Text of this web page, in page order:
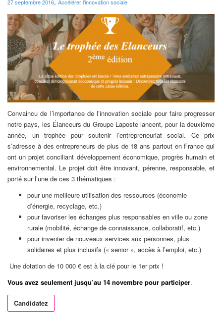
27 septembre 2016 Accélérer l'innovation sociale
Convaincu de l’importance de l’innovation sociale pour faire progresser
notre pays, les Élanceurs du Groupe Laposte lancent, pour la deuxième
année, un trophée pour soutenir l’entrepreneuriat social. Ce prix
s’adresse à des entrepreneurs de plus de 18 ans partout en France qui
ont un projet conciliant développement économique, progrès humain et
environnemental. Le projet doit être innovant, pérenne, responsable, et
porté sur l’une de ces 3 thématiques :
pour une meilleure utilisation des ressources (économie
d’énergie, recyclage, etc.)
pour favoriser les échanges plus responsables en ville ou zone
rurale (mobilité, échange de connaissance, collaboratif, etc.)
pour inventer de nouveaux services aux personnes, plus
solidaires et plus inclusifs (« senior », accès à l’emploi, etc.)
Une dotation de 10 000 € est à la clé pour le 1er prix !
Vous avez seulement jusqu’au 14 novembre pour participer.
Candidatez